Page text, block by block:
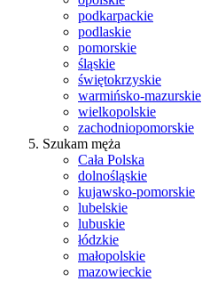
podkarpackie
podlaskie
pomorskie
śląskie
świętokrzyskie
warmińsko-mazurskie
wielkopolskie
zachodniopomorskie
Szukam męża
Cała Polska
dolnośląskie
kujawsko-pomorskie
lubelskie
lubuskie
łódzkie
małopolskie
mazowieckie